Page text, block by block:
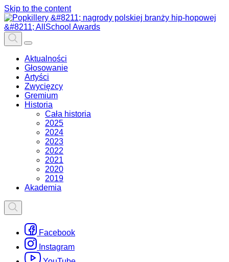
Skip to the content
Aktualności
Głosowanie
Artyści
Zwycięzcy
Gremium
Historia
Cała historia
2025
2024
2023
2022
2021
2020
2019
Akademia
Facebook
Instagram